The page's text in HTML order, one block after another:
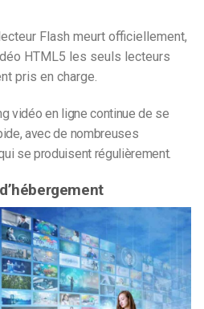
Flash meurt officiellement,
HTML5 les seuls lecteurs
pris en charge.
vidéo en ligne continue de se
avec de nombreuses
se produisent régulièrement.